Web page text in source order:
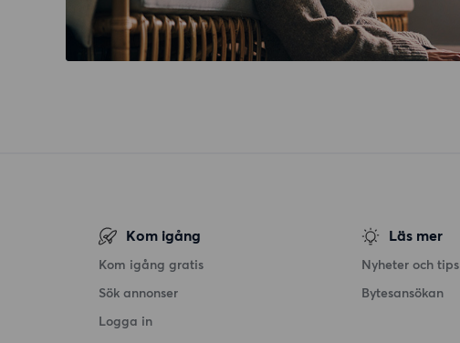
Kom igång
Kom igång gratis
Sök annonser
Logga in
Läs mer
Nyheter och tips
Bytesansökan